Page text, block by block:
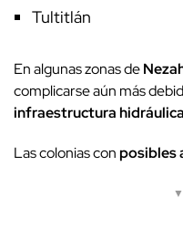
Tultitlán
En algunas zonas de
complicarse aún más
infraestructura hidráulica
Las colonias conposibles